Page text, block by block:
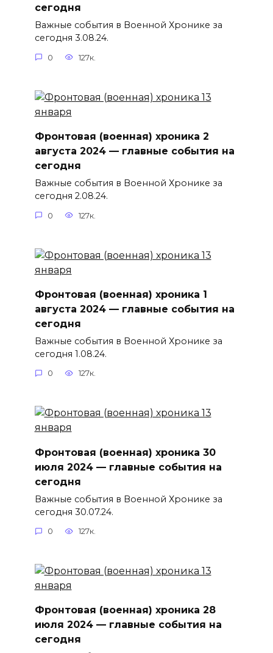
сегодня
Важные события в Военной Хронике за
сегодня 3.08.24.
0 127к.
Фронтовая (военная) хроника 2
августа 2024 — главные события на
сегодня
Важные события в Военной Хронике за
сегодня 2.08.24.
0 127к.
Фронтовая (военная) хроника 1
августа 2024 — главные события на
сегодня
Важные события в Военной Хронике за
сегодня 1.08.24.
0 127к.
Фронтовая (военная) хроника 30
июля 2024 — главные события на
сегодня
Важные события в Военной Хронике за
сегодня 30.07.24.
0 127к.
Фронтовая (военная) хроника 28
июля 2024 — главные события на
сегодня